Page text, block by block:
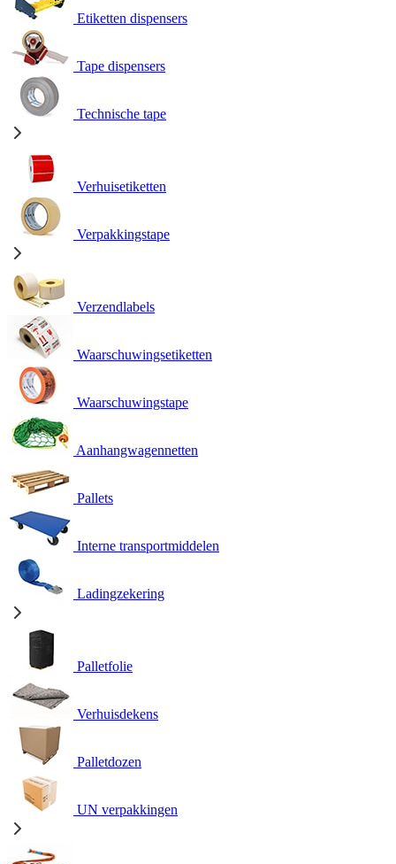
Etiketten dispensers
Tape dispensers
Technische tape
Verhuisetiketten
Verpakkingstape
Verzendlabels
Waarschuwingsetiketten
Waarschuwingstape
Aanhangwagennetten
Pallets
Interne transportmiddelen
Ladingzekering
Palletfolie
Verhuisdekens
Palletdozen
UN verpakkingen